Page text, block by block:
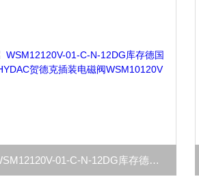
WSM12120V-01-C-N-12DG库存德国HYDAC贺德克插装电磁阀WSM10120V